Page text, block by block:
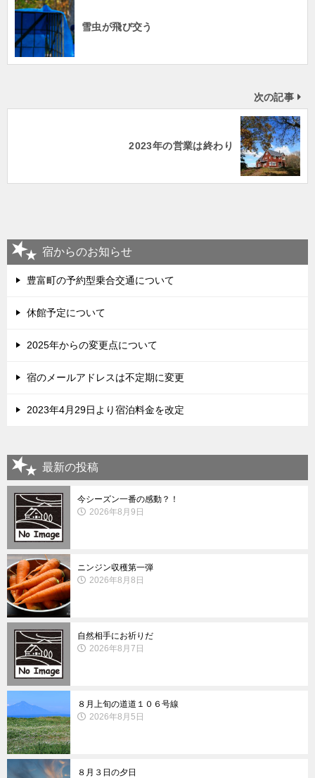
雪虫が飛び交う
次の記事
2023年の営業は終わり
宿からのお知らせ
豊富町の予約型乗合交通について
休館予定について
2025年からの変更点について
宿のメールアドレスは不定期に変更
2023年4月29日より宿泊料金を改定
最新の投稿
今シーズン一番の感動？！
2026年8月9日
ニンジン収穫第一弾
2026年8月8日
自然相手にお祈りだ
2026年8月7日
８月上旬の道道１０６号線
2026年8月5日
８月３日の夕日